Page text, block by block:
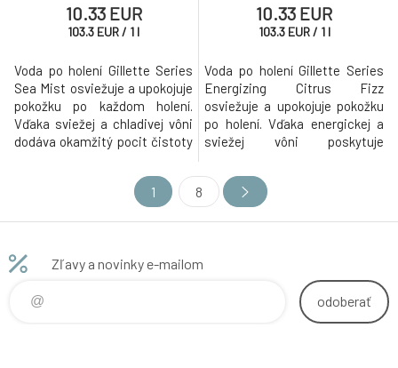
10.33 EUR
103.3 EUR/ 1 l
Voda po holení Gillette Series
Sea Mist osviežuje a upokojuje
pokožku po každom holení.
Vďaka sviežej a chladivej vôni
dodáva okamžitý pocit čistoty
10.33 EUR
103.3 EUR / 1 l
Voda po holení Gillette Series
Energizing Citrus Fizz
osviežuje a upokojuje pokožku
po holení. Vďaka energickej a
sviežej vôni poskytuje
sviežosti.
1 8
Zľavy a novinky e-mailom
odoberať